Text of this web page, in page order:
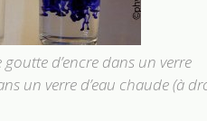
d’encre dans un verre
un verre d’eau chaude (à